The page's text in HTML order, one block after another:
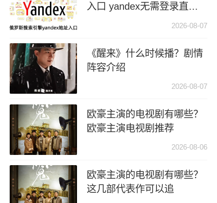
入口 yandex无需登录直接
2026-08-07
《醒来》什么时候播？剧情
阵容介绍
2026-08-07
欧豪主演的电视剧有哪些？
欧豪主演电视剧推荐
2026-08-06
欧豪主演的电视剧有哪些？
这几部代表作可以追